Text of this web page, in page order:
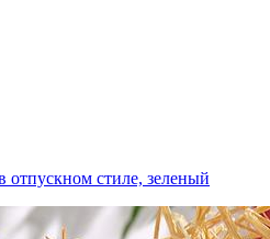
стиле, зеленый